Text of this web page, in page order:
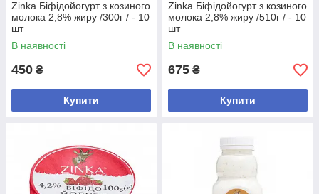
Zinka Біфідойогурт з козиного
молока 2,8% жиру /300г / - 10
шт
В наявності
450 ₴
Купити
Zinka Біфідойогурт з козиного
молока 2,8% жиру /510г / - 10
шт
В наявності
675 ₴
Купити